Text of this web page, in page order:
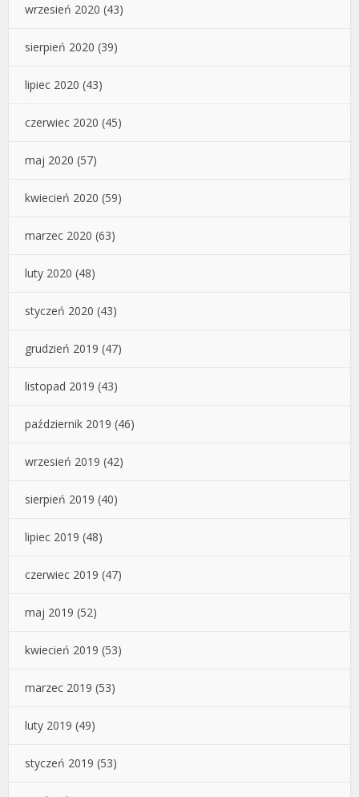
wrzesień 2020 (43)
sierpień 2020 (39)
lipiec 2020 (43)
czerwiec 2020 (45)
maj 2020 (57)
kwiecień 2020 (59)
marzec 2020 (63)
luty 2020 (48)
styczeń 2020 (43)
grudzień 2019 (47)
listopad 2019 (43)
październik 2019 (46)
wrzesień 2019 (42)
sierpień 2019 (40)
lipiec 2019 (48)
czerwiec 2019 (47)
maj 2019 (52)
kwiecień 2019 (53)
marzec 2019 (53)
luty 2019 (49)
styczeń 2019 (53)